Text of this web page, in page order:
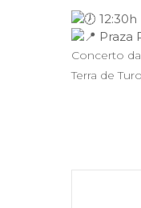
12:30h
Praza
Concerto
Terra de